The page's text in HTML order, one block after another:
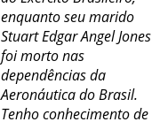
enquanto seu marido
Stuart Edgar Angel Jones
foi morto nas
dependências da
Aeronáutica do Brasil.
Tenho conhecimento de